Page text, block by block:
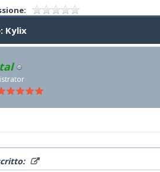
Kylix